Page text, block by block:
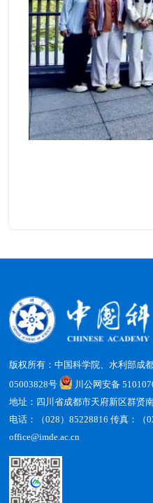
版权所有：中国科学院、水利部成
05003828号
川公网安备
地址：四川省成都市天府新区群贤
电话：（028）85228816 传真：（
office@imde.ac.cn